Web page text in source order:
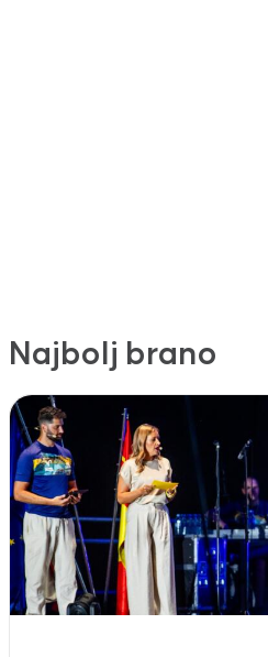
Najbolj brano